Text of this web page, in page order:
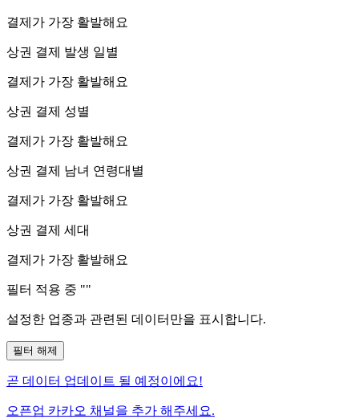
결제가 가장 활발해요
상권 결제 발생 일별
결제가 가장 활발해요
상권 결제 성별
결제가 가장 활발해요
상권 결제 남녀 연령대별
결제가 가장 활발해요
상권 결제 세대
결제가 가장 활발해요
필터 적용 중 ""
설정한 업종과 관련된 데이터만을 표시합니다.
필터 해제
곧 데이터 업데이트 될 예정이에요!
오픈업 카카오 채널을 추가 해주세요.